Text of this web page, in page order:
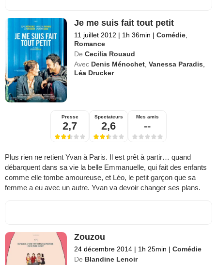
Je me suis fait tout petit
11 juillet 2012 | 1h 36min | Comédie,
Romance
De Cecilia Rouaud
Avec Denis Ménochet,Vanessa Paradis,
Léa Drucker
Presse
2,7
Spectateurs
2,6
Mes amis
--
Plus rien ne retient Yvan à Paris. Il est prêt à partir… quand
débarquent dans sa vie la belle Emmanuelle, qui fait des enfants
comme elle tombe amoureuse, et Léo, le petit garçon que sa
femme a eu avec un autre. Yvan va devoir changer ses plans.
Zouzou
24 décembre 2014 | 1h 25min | Comédie
De Blandine Lenoir